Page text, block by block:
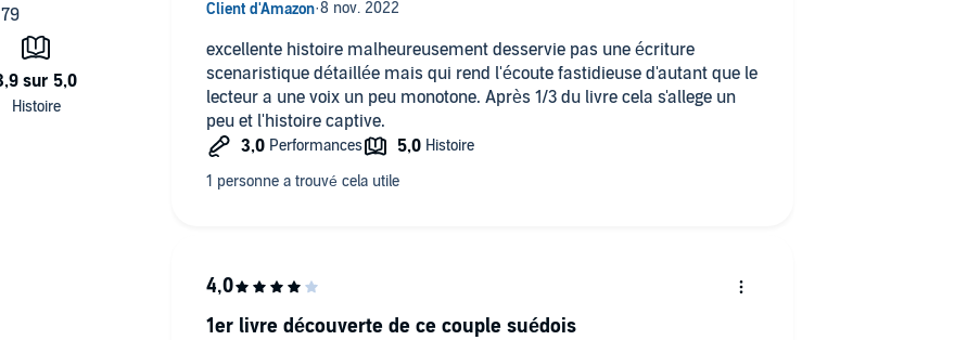
excellente histoire malheureusement desservie pas une écriture
scenaristique détaillée mais qui rend l'écoute fastidieuse d'autant que le
lecteur a une voix un peu monotone. Après 1/3 du livre cela s'allege un
peu et l'histoire captive.
1er livre découverte de ce couple suédois